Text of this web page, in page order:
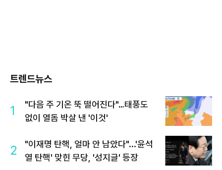
트렌드뉴스
1
"다음 주 기온 뚝 떨어진다"…태풍도
없이 열돔 박살 낸 '이것'
2
"이재명 탄핵, 얼마 안 남았다"...'윤석
열 탄핵' 맞힌 무당, '성지글' 등장